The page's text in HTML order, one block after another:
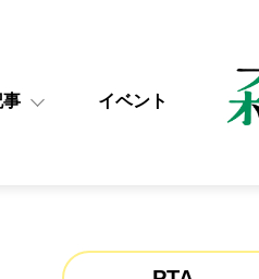
事 イベント